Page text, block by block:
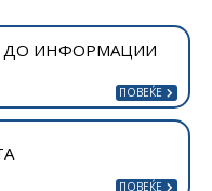
ДО ИНФОРМАЦИИ